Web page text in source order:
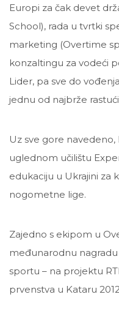
Europi za čak devet
School), rada u tvrtki
marketing (Overtime
konzaltingu za vodeći
Lider, pa sve do
jednu od najbrže
Uz sve gore
uglednom učilištu
edukaciju u Ukrajini za
nogometne lige.
Zajedno s ekipom u
međunarodnu
sportu – na projektu
prvenstva u Kataru